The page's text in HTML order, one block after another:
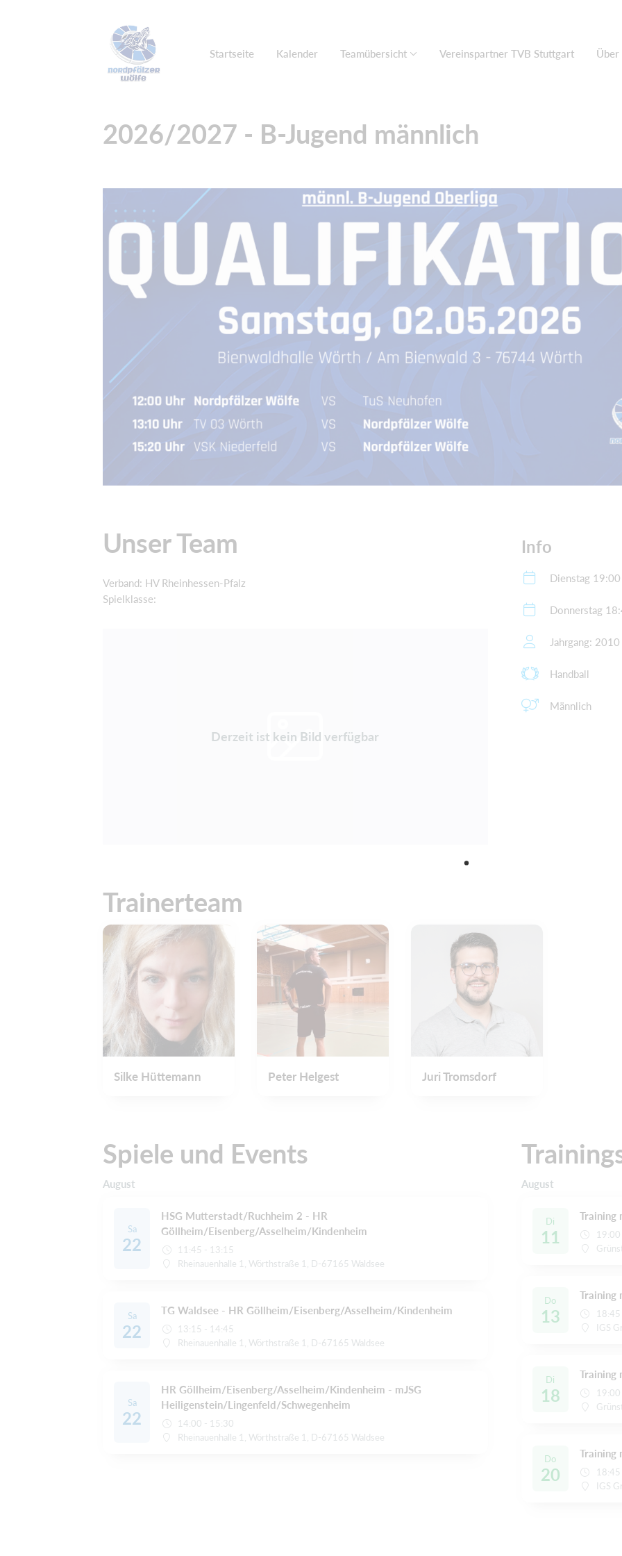
Startseite Kalender Teamübersicht Vereinspartner TVB Stuttgart Über
2026/2027 - B-Jugend männlich
Unser Team
Verband: HV Rheinhessen-Pfalz
Spielklasse:
Derzeit ist kein Bild verfügbar
Info
Dienstag
Donnerstag
Jahrgang:
Handball
Männlich
Trainerteam
Silke Hüttemann Peter Helgest Juri Tromsdorf
Spiele und Events
August
Sa
22
HSG Mutterstadt/Ruchheim 2 - HR
Göllheim/Eisenberg/Asselheim/Kindenheim
11:45 - 13:15
Rheinauenhalle 1, Wörthstraße 1, D-67165 Waldsee
Sa
22
TG Waldsee - HR Göllheim/Eisenberg/Asselheim/Kindenheim
13:15 - 14:45
Rheinauenhalle 1, Wörthstraße 1, D-67165 Waldsee
Sa
22
HR Göllheim/Eisenberg/Asselheim/Kindenheim - mJSG
Heiligenstein/Lingenfeld/Schwegenheim
14:00 - 15:30
Rheinauenhalle 1, Wörthstraße 1, D-67165 Waldsee
August
Di
11
Training
Do
13
Training
IGS
Di
18
Training
Do
20
Training
IGS